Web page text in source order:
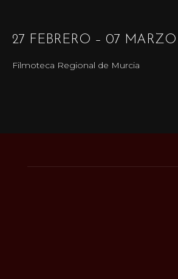
27 FEBRERO – 07
Filmoteca Regional de Murcia